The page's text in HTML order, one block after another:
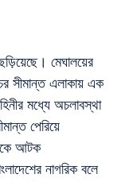
মেঘালয়ের
সীমান্ত এলাকায় এক
মধ্যে অচলাবস্থা
পেরিয়ে
আটক
নাগরিক বলে